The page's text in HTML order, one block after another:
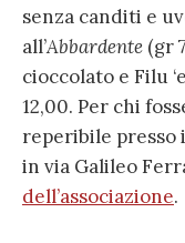
senza canditi e
all’Abbardente (gr
cioccolato e Filu
12,00. Per chi
reperibile presso
in via Galileo
dell’associazione.